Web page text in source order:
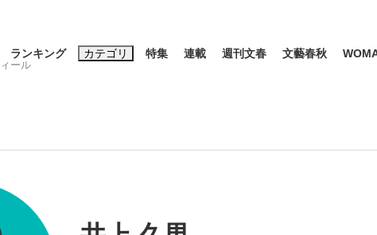
ランキング カテゴリ 特集 連載 週刊文春 文藝春秋
おすすめのキーワードタグ一覧
#玉木雄一郎
#亀和田武
ール